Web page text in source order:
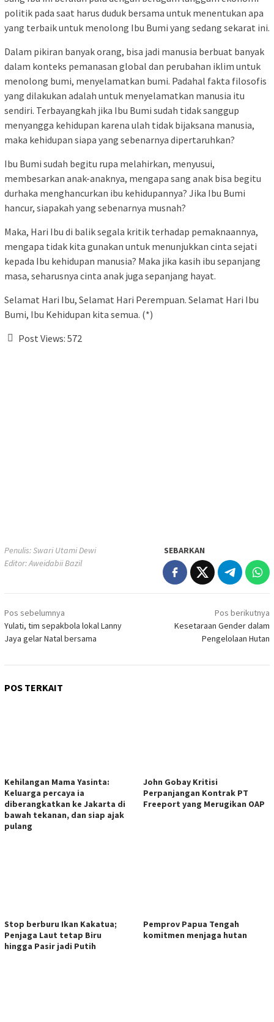
politik pada saat harus duduk bersama untuk menentukan apa
yang terbaik untuk menolong Ibu Bumi yang sedang sekarat ini.
Dalam pikiran banyak orang, bisa jadi manusia berbuat banyak
dalam konteks pemanasan global dan perubahan iklim untuk
menolong bumi, menyelamatkan bumi. Padahal fakta filosofis
yang dilakukan adalah untuk menyelamatkan manusia itu
sendiri. Terbayangkah jika Ibu Bumi sudah tidak sanggup
menyangga kehidupan karena ulah tidak bijaksana manusia,
maka kehidupan siapa yang sebenarnya dipertaruhkan?
Ibu Bumi sudah begitu rupa melahirkan, menyusui,
membesarkan anak-anaknya, mengapa sang anak bisa begitu
durhaka menghancurkan ibu kehidupannya? Jika Ibu Bumi
hancur, siapakah yang sebenarnya musnah?
Maka, Hari Ibu di balik segala kritik terhadap pemaknaannya,
mengapa tidak kita gunakan untuk menunjukkan cinta sejati
kepada Ibu kehidupan manusia? Maka jika kasih ibu sepanjang
masa, seharusnya cinta anak juga sepanjang hayat.
Selamat Hari Ibu, Selamat Hari Perempuan. Selamat Hari Ibu
Bumi, Ibu Kehidupan kita semua. (*)
Post Views: 572
Penulis: Swari Utami Dewi
Editor: Aweidabii Bazil
SEBARKAN
Navigasi
pos
Pos sebelumnya
Yulati, tim sepakbola lokal Lanny
Jaya gelar Natal bersama
Pos berikutnya
Kesetaraan Gender dalam
Pengelolaan Hutan
POS TERKAIT
Kehilangan Mama Yasinta:
Keluarga percaya ia
diberangkatkan ke Jakarta di
bawah tekanan, dan siap ajak
pulang
‎John Gobay Kritisi
Perpanjangan Kontrak PT
Freeport yang Merugikan OAP
Stop berburu Ikan Kakatua;
Penjaga Laut tetap Biru
hingga Pasir jadi Putih
Pemprov Papua Tengah
komitmen menjaga hutan